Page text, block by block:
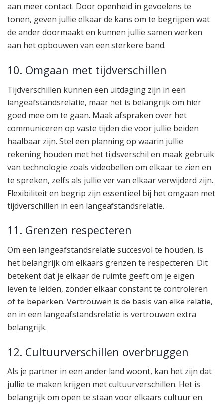
aan meer contact. Door openheid in gevoelens te
tonen, geven jullie elkaar de kans om te begrijpen wat
de ander doormaakt en kunnen jullie samen werken
aan het opbouwen van een sterkere band.
10. Omgaan met tijdverschillen
Tijdverschillen kunnen een uitdaging zijn in een
langeafstandsrelatie, maar het is belangrijk om hier
goed mee om te gaan. Maak afspraken over het
communiceren op vaste tijden die voor jullie beiden
haalbaar zijn. Stel een planning op waarin jullie
rekening houden met het tijdsverschil en maak gebruik
van technologie zoals videobellen om elkaar te zien en
te spreken, zelfs als jullie ver van elkaar verwijderd zijn.
Flexibiliteit en begrip zijn essentieel bij het omgaan met
tijdverschillen in een langeafstandsrelatie.
11. Grenzen respecteren
Om een langeafstandsrelatie succesvol te houden, is
het belangrijk om elkaars grenzen te respecteren. Dit
betekent dat je elkaar de ruimte geeft om je eigen
leven te leiden, zonder elkaar constant te controleren
of te beperken. Vertrouwen is de basis van elke relatie,
en in een langeafstandsrelatie is vertrouwen extra
belangrijk.
12. Cultuurverschillen overbruggen
Als je partner in een ander land woont, kan het zijn dat
jullie te maken krijgen met cultuurverschillen. Het is
belangrijk om open te staan voor elkaars cultuur en